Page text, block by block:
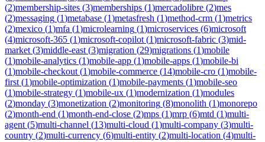
(2)membership-sites (3)memberships (1)mercadolibre (2)mes
(2)messaging (1)metabase (1)metasfresh (1)method-crm (1)metrics
(2)mexico (1)mfa (1)microlearning (1)microservices (6)microsoft
(4)microsoft-365 (1)microsoft-copilot (1)microsoft-fabric (3)mid-
market (3)middle-east (3)migration (29)migrations (1)mobile
(1)mobile-analytics (1)mobile-app (1)mobile-apps (1)mobile-bi
(1)mobile-checkout (1)mobile-commerce (14)mobile-cro (1)mobile-
first (1)mobile-optimization (1)mobile-payments (1)mobile-seo
(1)mobile-strategy (1)mobile-ux (1)modernization (1)modules
(2)monday (3)monetization (2)monitoring (8)monolith (1)monorepo
(2)month-end (1)month-end-close (2)mps (1)mrp (6)mtd (1)multi-
agent (5)multi-channel (13)multi-cloud (1)multi-company (3)multi-
country (2)multi-currency (6)multi-entity (2)multi-location (4)multi-